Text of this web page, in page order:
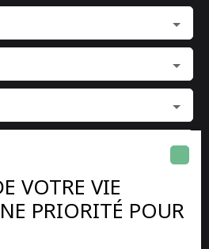
LOUER
VOTRE VIE
PRIORITÉ POUR